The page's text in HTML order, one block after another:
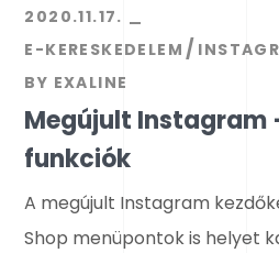
2020.11.17.
E-KERESKEDELEM
BY EXALINE
Megújult Instagram
funkciók
A megújult Instagram
Shop menüpontok is helyet